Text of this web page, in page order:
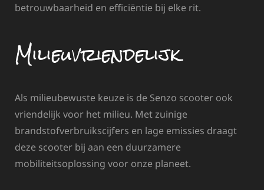
betrouwbaarheid en efficiëntie bij elke rit.
Milieuvriendelijk
Als milieubewuste keuze is de Senzo scooter ook
vriendelijk voor het milieu. Met zuinige
brandstofverbruikscijfers en lage emissies draagt
deze scooter bij aan een duurzamere
mobiliteitsoplossing voor onze planeet.